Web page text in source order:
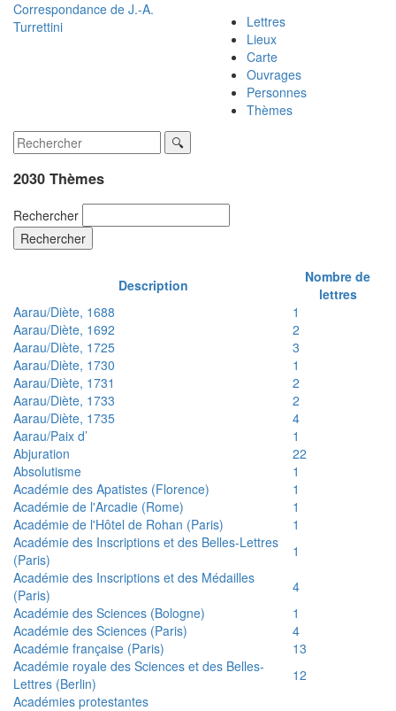
Correspondance de J.-A.
Turrettini
Lettres
Lieux
Carte
Ouvrages
Personnes
Thèmes
2030 Thèmes
Rechercher
Rechercher
Description
Nombre de
lettres
Aarau/Diète, 1688
1
Aarau/Diète, 1692
2
Aarau/Diète, 1725
3
Aarau/Diète, 1730
1
Aarau/Diète, 1731
2
Aarau/Diète, 1733
2
Aarau/Diète, 1735
4
Aarau/Paix d’
1
Abjuration
22
Absolutisme
1
Académie des Apatistes (Florence)
1
Académie de l'Arcadie (Rome)
1
Académie de l'Hôtel de Rohan (Paris)
1
Académie des Inscriptions et des Belles-Lettres
(Paris)
1
Académie des Inscriptions et des Médailles
(Paris)
4
Académie des Sciences (Bologne)
1
Académie des Sciences (Paris)
4
Académie française (Paris)
13
Académie royale des Sciences et des Belles-
Lettres (Berlin)
12
Académies protestantes